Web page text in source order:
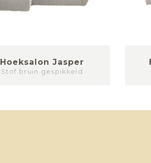
Hoeksalon Jasper
Stof bruin gespikkeld